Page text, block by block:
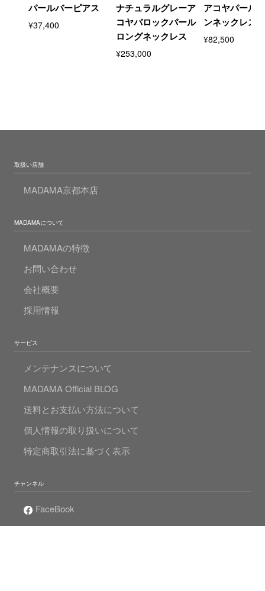
パールバーピアス
¥37,400
ナチュラルグレーア
コヤバロックパール
ロングネックレス
¥253,000
アコヤパール
ンネックレス
¥82,500
取扱い店舗
MADAMA京都本店
MADAMAについて
MADAMAの特徴
お問い合わせ
会社概要
採用情報
サービス
メンテナンスについて
MADAMA Official BLOG
送料とお支払い方法について
個人情報の取り扱いについて
特定商取引法に基づく表示
チャンネル
FaceBook
Instagram